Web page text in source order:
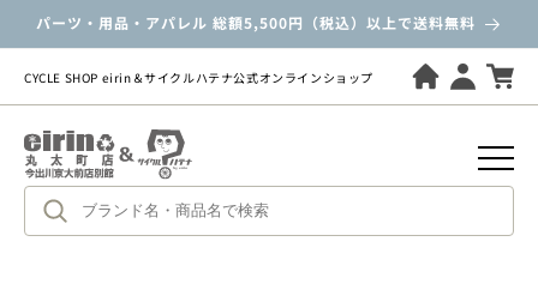
に
進
む
パーツ・用品・アパレル 総額5,500円（税込）以上で送料無料
CYCLE SHOP eirin＆サイクルハテナ公式オンラインショップ